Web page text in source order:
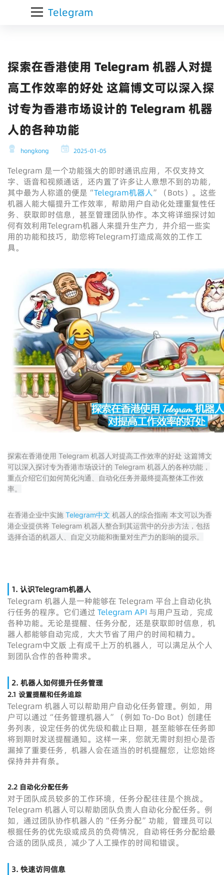
Telegram
探索在香港使用 Telegram 机器人对提
高工作效率的好处 这篇博文可以深入探
讨专为香港市场设计的 Telegram 机器
人的各种功能
hongkong 2025-01-05
Telegram 是一个功能强大的即时通讯应用，不仅支持文
字、语音和视频通话，还内置了许多让人意想不到的功能，
其中最为人称道的便是“Telegram机器人”（Bots）。这些
机器人能大幅提升工作效率，帮助用户自动化处理重复性任
务、获取即时信息，甚至管理团队协作。本文将详细探讨如
何有效利用Telegram机器人来提升生产力，并介绍一些实
用的功能和技巧，助您将Telegram打造成高效的工作工
具。
探索在香港使用 Telegram 机器人对提高工作效率的好处 这篇博文
可以深入探讨专为香港市场设计的 Telegram 机器人的各种功能，
重点介绍它们如何简化沟通、自动化任务并最终提高整体工作效
率。
在香港企业中实施 Telegram中文 机器人的综合指南 本文可以为香
港企业提供将 Telegram 机器人整合到其运营中的分步方法，包括
选择合适的机器人、自定义功能和衡量对生产力的影响的提示。
1. 认识Telegram机器人
Telegram 机器人是一种能够在 Telegram 平台上自动化执
行任务的程序。它们通过 Telegram API 与用户互动，完成
各种功能。无论是提醒、任务分配，还是获取即时信息，机
器人都能够自动完成，大大节省了用户的时间和精力。
Telegram中文版 上有成千上万的机器人，可以满足从个人
到团队合作的各种需求。
2. 机器人如何提升任务管理
2.1 设置提醒和任务追踪
Telegram 机器人可以帮助用户自动化任务管理。例如，用
户可以通过“任务管理机器人”（例如 To-Do Bot）创建任
务列表，设定任务的优先级和截止日期，甚至能够在任务即
将到期时发送提醒通知。这样一来，您就无需时刻担心是否
漏掉了重要任务，机器人会在适当的时机提醒您，让您始终
保持井井有条。
2.2 自动化分配任务
对于团队成员较多的工作环境，任务分配往往是个挑战。
Telegram 机器人可以帮助团队负责人自动化分配任务。例
如，通过团队协作机器人的“任务分配”功能，管理员可以
根据任务的优先级或成员的负荷情况，自动将任务分配给最
合适的团队成员，减少了人工操作的时间和错误。
3. 快速访问信息